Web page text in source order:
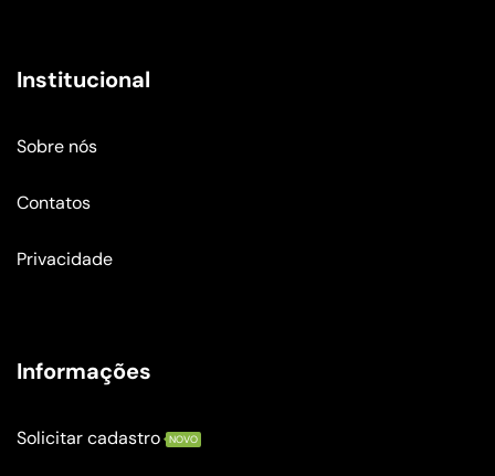
Institucional
Sobre nós
Contatos
Privacidade
Informações
Solicitar cadastro NOVO